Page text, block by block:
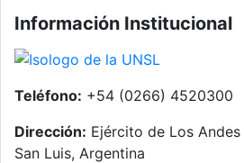
Información Institucional
Teléfono: +54 (0266) 4520300
Dirección: Ejército de Los
San Luis, Argentina